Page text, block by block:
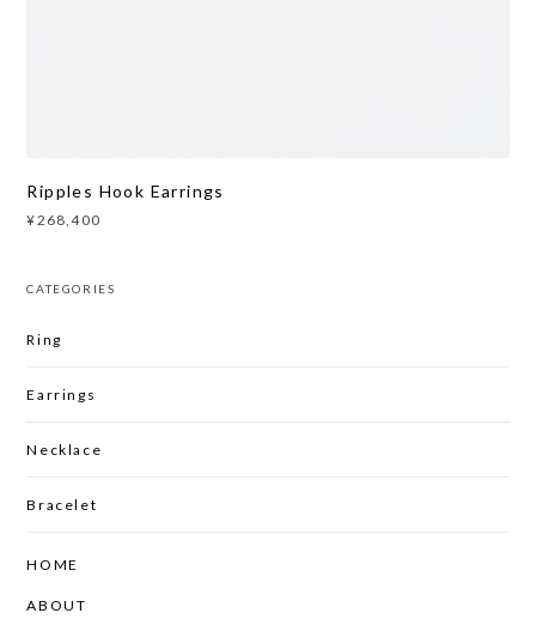
Ripples Hook Earrings
¥268,400
CATEGORIES
Ring
Earrings
Necklace
Bracelet
HOME
ABOUT